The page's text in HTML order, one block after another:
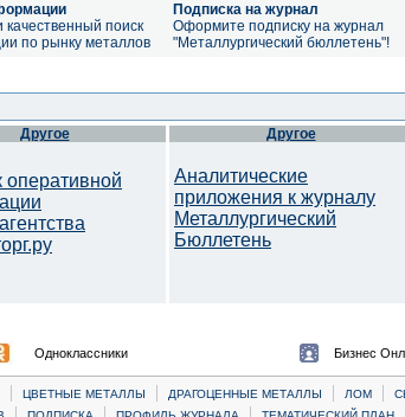
качественный поиск
по рынку металлов
Подписка на журнал
Оформите подписку на журнал
"Металлургический бюллетень"!
Другое
оперативной
Другое
Аналитические
приложения к журналу
Металлургический
Бюллетень
Одноклассники Бизнес
| ЦВЕТНЫЕ МЕТАЛЛЫ | ДРАГОЦЕННЫЕ МЕТАЛЛЫ | ЛОМ |
| | |